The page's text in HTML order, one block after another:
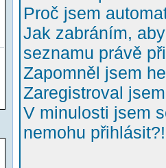
Proč jsem
Jak zabráním,
seznamu právě
Zapomněl jsem
Zaregistroval
V minulosti jsem
nemohu přihlásit?!